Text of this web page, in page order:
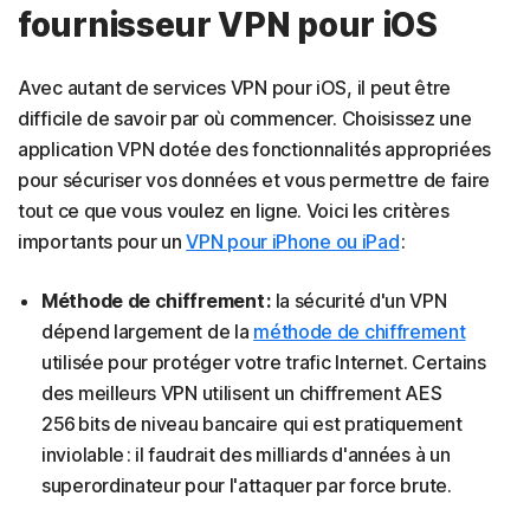
fournisseur VPN pour iOS
Avec autant de services VPN pour iOS, il peut être
difficile de savoir par où commencer. Choisissez une
application VPN dotée des fonctionnalités appropriées
pour sécuriser vos données et vous permettre de faire
tout ce que vous voulez en ligne. Voici les critères
importants pour unVPN pour iPhone ou iPad:
Méthode de chiffrement :la sécurité d'un VPN
dépend largement de la méthode de chiffrement
utilisée pour protéger votre trafic Internet. Certains
des meilleurs VPN utilisent un chiffrement AES
256 bits de niveau bancaire qui est pratiquement
inviolable : il faudrait des milliards d'années à un
superordinateur pour l'attaquer par force brute.